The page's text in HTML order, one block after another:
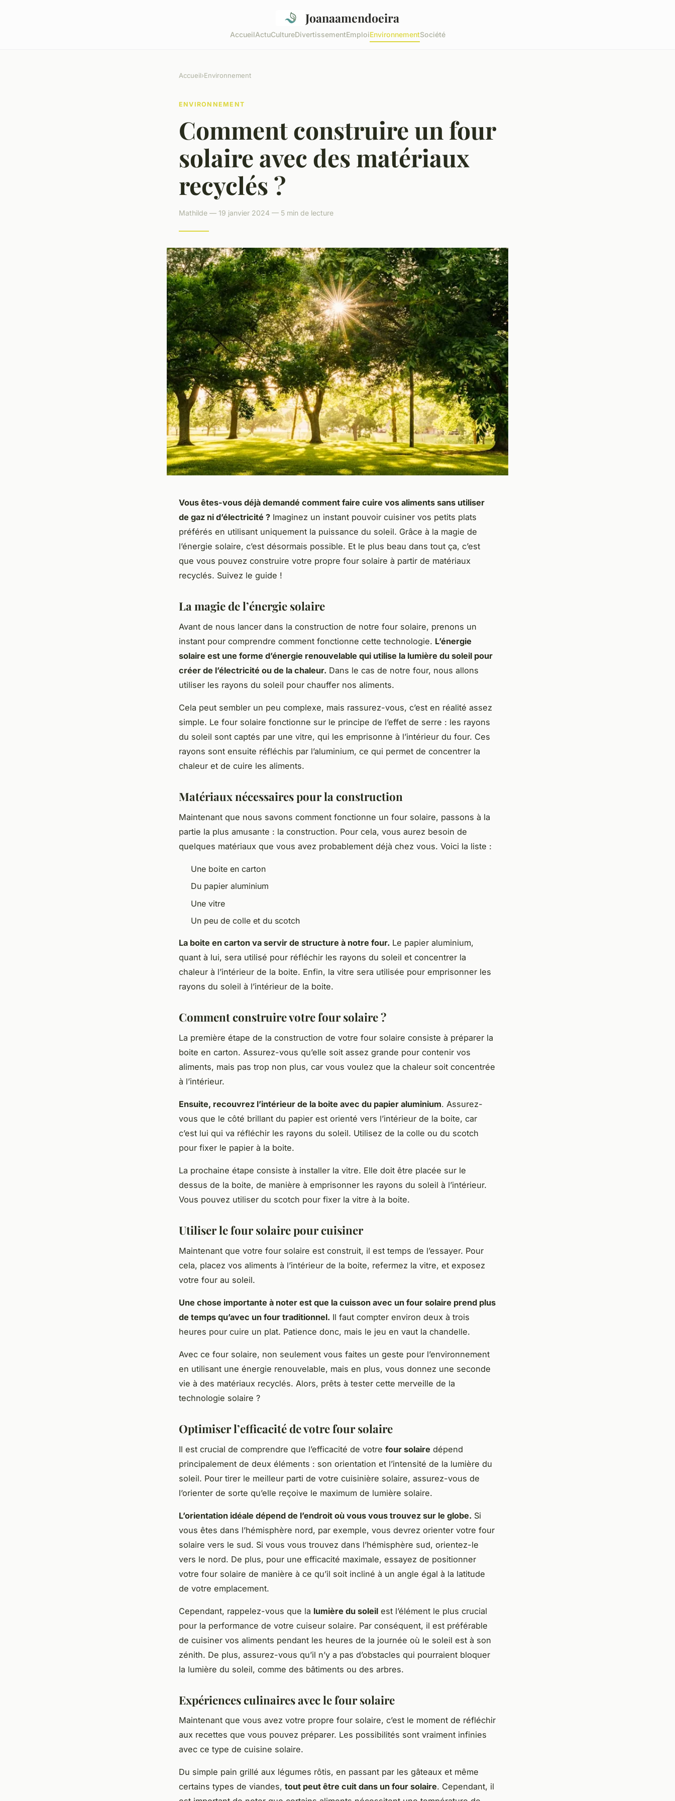
Joanaamendoeira
AccueilActuCultureDivertissementEmploiEnvironnementSociété
Accueil›Environnement
ENVIRONNEMENT
Comment construire un four
solaire avec des matériaux
recyclés ?
Mathilde — 19 janvier 2024 — 5 min de lecture
Vous êtes-vous déjà demandé comment faire cuire vos aliments sans utiliser
de gaz ni d’électricité ? Imaginez un instant pouvoir cuisiner vos petits plats
préférés en utilisant uniquement la puissance du soleil. Grâce à la magie de
l’énergie solaire, c’est désormais possible. Et le plus beau dans tout ça, c’est
que vous pouvez construire votre propre four solaire à partir de matériaux
recyclés. Suivez le guide !
La magie de l’énergie solaire
Avant de nous lancer dans la construction de notre four solaire, prenons un
instant pour comprendre comment fonctionne cette technologie. L’énergie
solaire est une forme d’énergie renouvelable qui utilise la lumière du soleil pour
créer de l’électricité ou de la chaleur. Dans le cas de notre four, nous allons
utiliser les rayons du soleil pour chauffer nos aliments.
Cela peut sembler un peu complexe, mais rassurez-vous, c’est en réalité assez
simple. Le four solaire fonctionne sur le principe de l’effet de serre : les rayons
du soleil sont captés par une vitre, qui les emprisonne à l’intérieur du four. Ces
rayons sont ensuite réfléchis par l’aluminium, ce qui permet de concentrer la
chaleur et de cuire les aliments.
Matériaux nécessaires pour la construction
Maintenant que nous savons comment fonctionne un four solaire, passons à la
partie la plus amusante : la construction. Pour cela, vous aurez besoin de
quelques matériaux que vous avez probablement déjà chez vous. Voici la liste :
Une boite en carton
Du papier aluminium
Une vitre
Un peu de colle et du scotch
La boite en carton va servir de structure à notre four. Le papier aluminium,
quant à lui, sera utilisé pour réfléchir les rayons du soleil et concentrer la
chaleur à l’intérieur de la boite. Enfin, la vitre sera utilisée pour emprisonner les
rayons du soleil à l’intérieur de la boite.
Comment construire votre four solaire ?
La première étape de la construction de votre four solaire consiste à préparer la
boite en carton. Assurez-vous qu’elle soit assez grande pour contenir vos
aliments, mais pas trop non plus, car vous voulez que la chaleur soit concentrée
à l’intérieur.
Ensuite, recouvrez l’intérieur de la boite avec du papier aluminium. Assurez-
vous que le côté brillant du papier est orienté vers l’intérieur de la boite, car
c’est lui qui va réfléchir les rayons du soleil. Utilisez de la colle ou du scotch
pour fixer le papier à la boite.
La prochaine étape consiste à installer la vitre. Elle doit être placée sur le
dessus de la boite, de manière à emprisonner les rayons du soleil à l’intérieur.
Vous pouvez utiliser du scotch pour fixer la vitre à la boite.
Utiliser le four solaire pour cuisiner
Maintenant que votre four solaire est construit, il est temps de l’essayer. Pour
cela, placez vos aliments à l’intérieur de la boite, refermez la vitre, et exposez
votre four au soleil.
Une chose importante à noter est que la cuisson avec un four solaire prend plus
de temps qu’avec un four traditionnel. Il faut compter environ deux à trois
heures pour cuire un plat. Patience donc, mais le jeu en vaut la chandelle.
Avec ce four solaire, non seulement vous faites un geste pour l’environnement
en utilisant une énergie renouvelable, mais en plus, vous donnez une seconde
vie à des matériaux recyclés. Alors, prêts à tester cette merveille de la
technologie solaire ?
Optimiser l’efficacité de votre four solaire
Il est crucial de comprendre que l’efficacité de votre four solaire dépend
principalement de deux éléments : son orientation et l’intensité de la lumière du
soleil. Pour tirer le meilleur parti de votre cuisinière solaire, assurez-vous de
l’orienter de sorte qu’elle reçoive le maximum de lumière solaire.
L’orientation idéale dépend de l’endroit où vous vous trouvez sur le globe. Si
vous êtes dans l’hémisphère nord, par exemple, vous devrez orienter votre four
solaire vers le sud. Si vous vous trouvez dans l’hémisphère sud, orientez-le
vers le nord. De plus, pour une efficacité maximale, essayez de positionner
votre four solaire de manière à ce qu’il soit incliné à un angle égal à la latitude
de votre emplacement.
Cependant, rappelez-vous que la lumière du soleil est l’élément le plus crucial
pour la performance de votre cuiseur solaire. Par conséquent, il est préférable
de cuisiner vos aliments pendant les heures de la journée où le soleil est à son
zénith. De plus, assurez-vous qu’il n’y a pas d’obstacles qui pourraient bloquer
la lumière du soleil, comme des bâtiments ou des arbres.
Expériences culinaires avec le four solaire
Maintenant que vous avez votre propre four solaire, c’est le moment de réfléchir
aux recettes que vous pouvez préparer. Les possibilités sont vraiment infinies
avec ce type de cuisine solaire.
Du simple pain grillé aux légumes rôtis, en passant par les gâteaux et même
certains types de viandes, tout peut être cuit dans un four solaire. Cependant, il